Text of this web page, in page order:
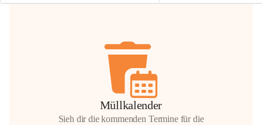
Hilfsbereitschaft!
Müllkalender
Sieh dir die kommenden Termine für die